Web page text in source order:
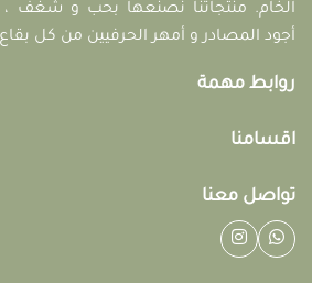
الخام. منتجاتنا نصنعها بحب و شغف ،
أجود المصادر و أمهر الحرفيين من كل
روابط مهمة
اقسامنا
تواصل معنا